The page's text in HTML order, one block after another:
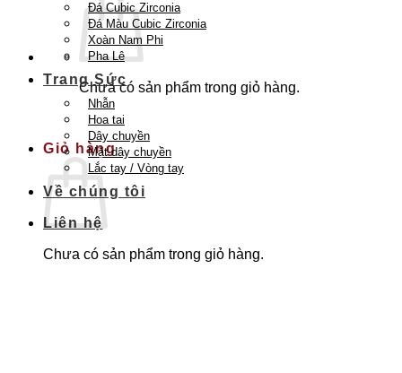
Chưa có sản phẩm trong giỏ hàng.
Quay trở lại cửa hàng
Giỏ hàng
Chưa có sản phẩm trong giỏ hàng.
Đá Cubic Zirconia
Đá Màu Cubic Zirconia
Xoàn Nam Phi
Pha Lê
Trang Sức
Nhẫn
Hoa tai
Dây chuyền
Mặt dây chuyền
Lắc tay / Vòng tay
Về chúng tôi
Liên hệ